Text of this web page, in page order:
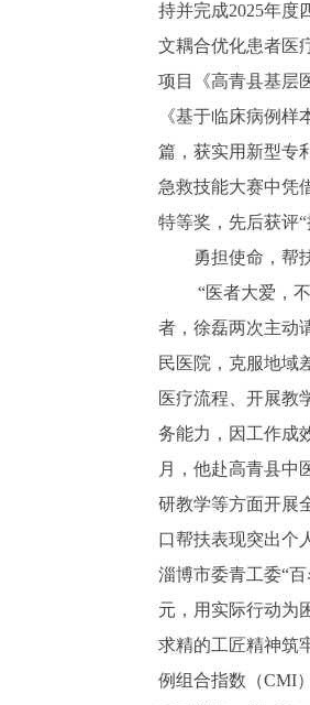
持并完成2025年度
文耦合优化患者医
项目《高青县基层
《基于临床病例
篇，获实用新型专
急救技能大赛中凭
特等奖，先后获评
勇担使命，帮
“医者大爱，
者，徐磊两次主动
民医院，克服地域
医疗流程、开展教
务能力，因工作成
月，他赴高青县中
研教学等方面开展
口帮扶表现突出个
淄博市委青工委“
元，用实际行动为
求精的工匠精神筑
例组合指数（CMI